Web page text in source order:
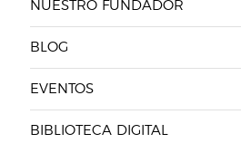
NUESTRO FUNDADOR
BLOG
EVENTOS
BIBLIOTECA DIGITAL